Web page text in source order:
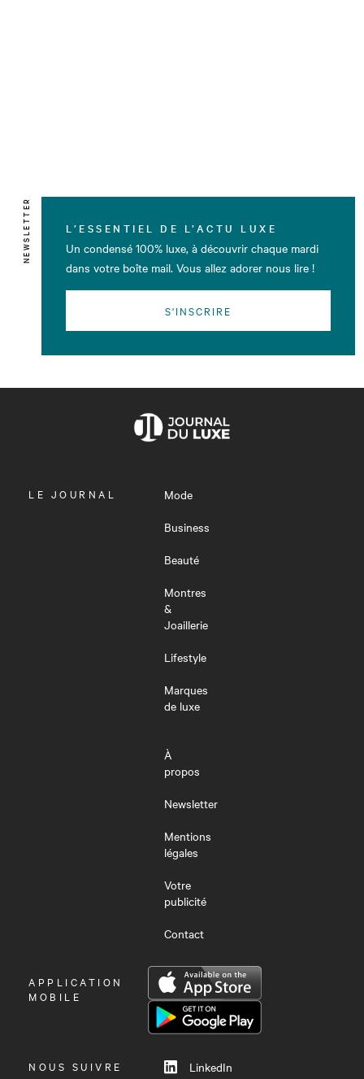
NEWSLETTER L’ESSENTIEL DE L’ACTU LUXE
Un condensé 100% luxe, à découvrir chaque mardi
dans votre boîte mail. Vous allez adorer nous lire !
S'INSCRIRE
OUVRIR
LE JOURNAL
Mode
Business
Beauté
Montres
&
Joaillerie
Lifestyle
Marques
de luxe
À
propos
Newsletter
Mentions
légales
Votre
publicité
Contact
OUVRIR
LE
APPLICATION
MOBILE
NOUS SUIVRE LinkedIn